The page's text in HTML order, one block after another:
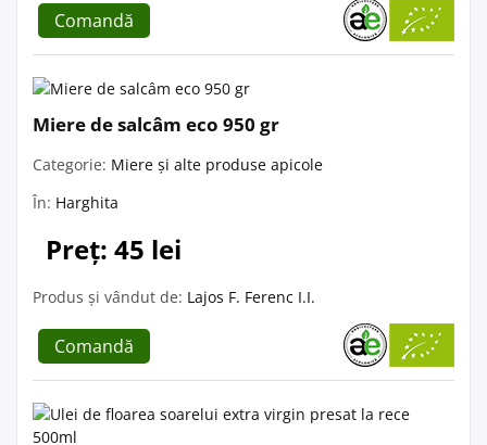
Comandă
Miere de salcâm eco 950 gr
Categorie: Miere și alte produse apicole
În: Harghita
Preț: 45 lei
Produs și vândut de: Lajos F. Ferenc I.I.
Comandă